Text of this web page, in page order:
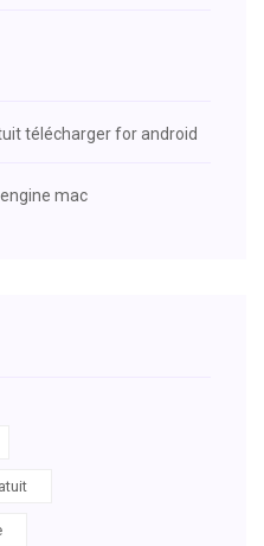
télécharger for android
mac